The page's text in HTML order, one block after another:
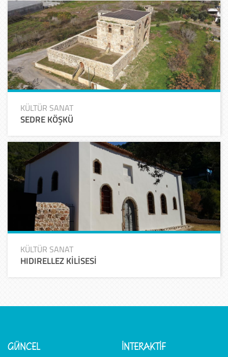
KÜLTÜR SANAT
SEDRE KÖŞKÜ
KÜLTÜR SANAT
HIDIRELLEZ KİLİSESİ
GÜNCEL İNTERAKTİF